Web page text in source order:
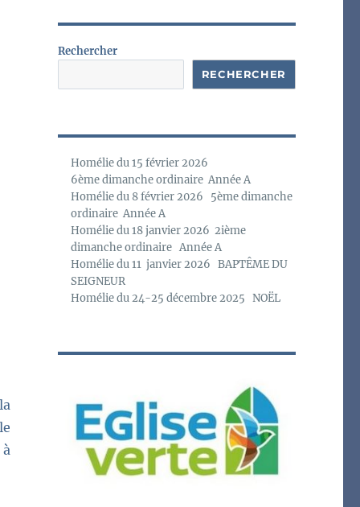
c
e
Rechercher
RECHERCHER
Homélie du 15 février 2026
6ème dimanche ordinaire Année A
Homélie du 8 février 2026 5ème dimanche
ordinaire Année A
Homélie du 18 janvier 2026 2ième
dimanche ordinaire Année A
Homélie du 11 janvier 2026 BAPTÊME DU
SEIGNEUR
Homélie du 24-25 décembre 2025 NOËL